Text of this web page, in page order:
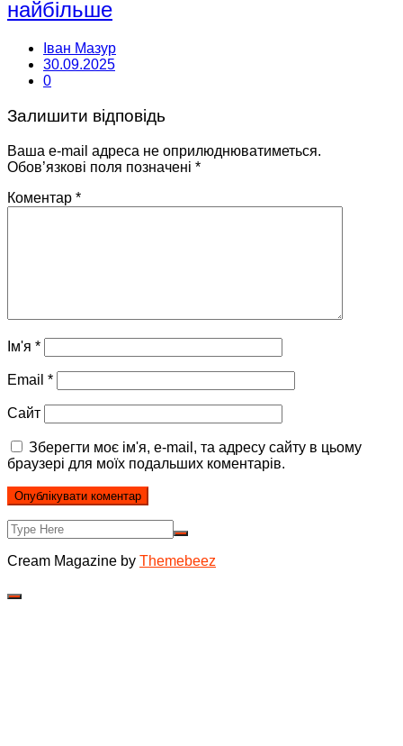
найбільше
Іван Мазур
30.09.2025
0
Залишити відповідь
Ваша e-mail адреса не оприлюднюватиметься.
Обов’язкові поля позначені *
Коментар *
Ім'я *
Email *
Сайт
Зберегти моє ім'я, e-mail, та адресу сайту в цьому
браузері для моїх подальших коментарів.
Cream Magazine by Themebeez